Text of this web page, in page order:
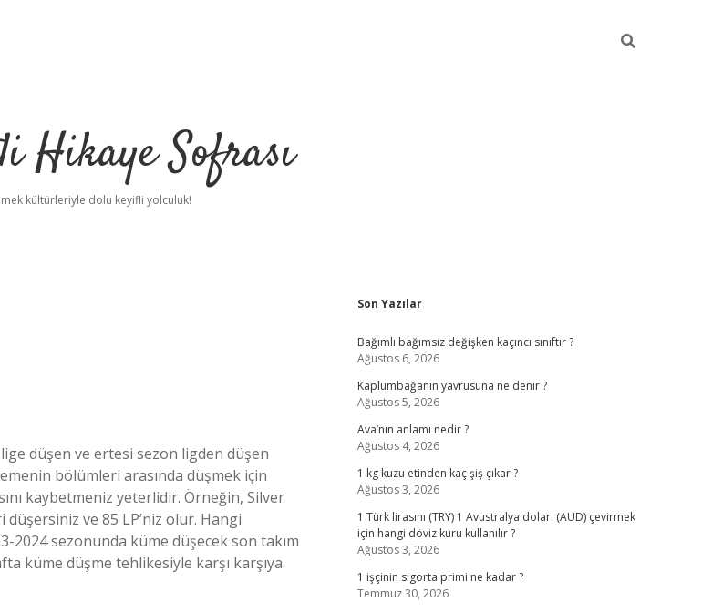
Hikaye Sofrası
kültürleriyle dolu keyifli yolculuk!
düşen ve ertesi sezon ligden düşen
bölümleri arasında düşmek için
kaybetmeniz yeterlidir. Örneğin, Silver
düşersiniz ve 85 LP’niz olur. Hangi
2024 sezonunda küme düşecek son takım
küme düşme tehlikesiyle karşı karşıya.
Sidebar
Son Yazılar
Bağımlı bağımsız değişken kaçıncı sınıftır ?
Ağustos 6, 2026
Kaplumbağanın yavrusuna ne denir ?
Ağustos 5, 2026
Ava’nın anlamı nedir ?
Ağustos 4, 2026
1 kg kuzu etinden kaç şiş çıkar ?
Ağustos 3, 2026
1 Türk lirasını (TRY) 1 Avustralya doları (AUD) çevirmek
için hangi döviz kuru kullanılır ?
Ağustos 3, 2026
1 işçinin sigorta primi ne kadar ?
Temmuz 30, 2026